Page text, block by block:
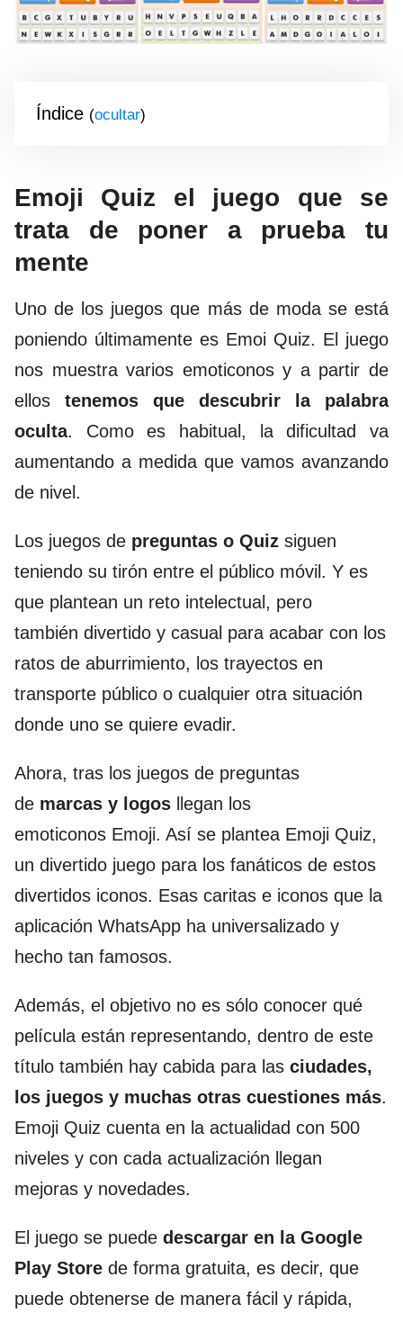
Índice ( )
Emoji Quiz el juego que se
trata de poner a prueba tu
mente
Uno de los juegos que más de moda se está
poniendo últimamente es Emoi Quiz. El juego
nos muestra varios emoticonos y a partir de
ellos tenemos que descubrir la palabra
oculta. Como es habitual, la dificultad va
aumentando a medida que vamos avanzando
de nivel.
Los juegos de preguntas o Quiz siguen
teniendo su tirón entre el público móvil. Y es
que plantean un reto intelectual, pero
también divertido y casual para acabar con los
ratos de aburrimiento, los trayectos en
transporte público o cualquier otra situación
donde uno se quiere evadir.
Ahora, tras los juegos de preguntas
de marcas y logos llegan los
emoticonos Emoji. Así­ se plantea Emoji Quiz,
un divertido juego para los fanáticos de estos
divertidos iconos. Esas caritas e iconos que la
aplicación WhatsApp ha universalizado y
hecho tan famosos.
Además, el objetivo no es sólo conocer qué
pelí­cula están representando, dentro de este
tí­tulo también hay cabida para las ciudades,
los juegos y muchas otras cuestiones más.
Emoji Quiz cuenta en la actualidad con 500
niveles y con cada actualización llegan
mejoras y novedades.
El juego se puede descargar en la Google
Play Store de forma gratuita, es decir, que
puede obtenerse de manera fácil y rápida,